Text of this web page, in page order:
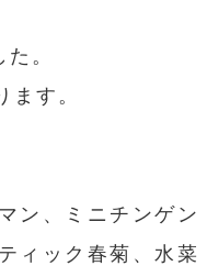
。
す。
ン、ミニチンゲン
ィック春菊、水菜